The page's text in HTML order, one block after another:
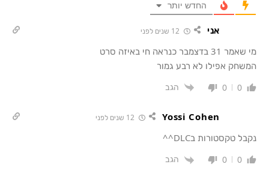
החדש יותר
אני
מי שאמר 31 בדצמבר כנראה חי באיזה סרט
המשחק אפילו לא רבע גמור
0
0 הגב
Yossi Cohen
נקבל טקסטורות בDLC^^
0
0 הגב